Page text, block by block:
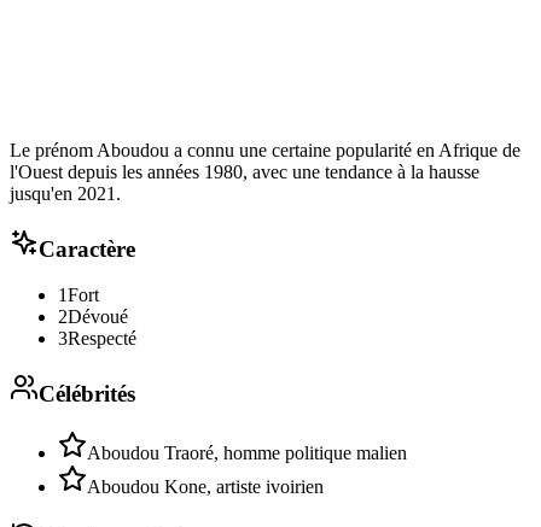
Le prénom Aboudou a connu une certaine popularité en Afrique de
l'Ouest depuis les années 1980, avec une tendance à la hausse
jusqu'en 2021.
Caractère
1Fort
2Dévoué
3Respecté
Célébrités
Aboudou Traoré, homme politique malien
Aboudou Kone, artiste ivoirien